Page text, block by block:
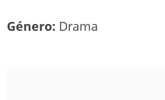
Género: Drama